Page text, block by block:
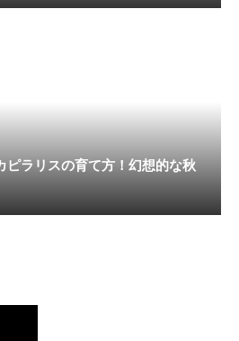
ピラリスの育て方！幻想的な秋